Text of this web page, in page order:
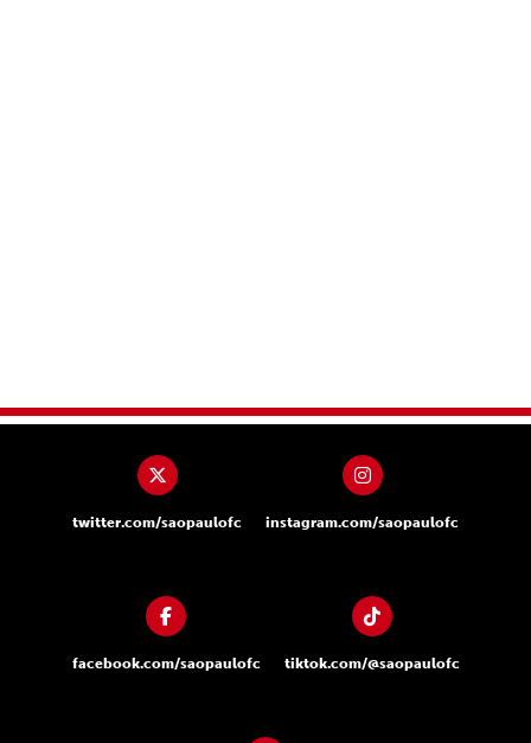
twitter.com/saopaulofc instagram.com/saopaulofc
facebook.com/saopaulofc tiktok.com/@saopaulofc